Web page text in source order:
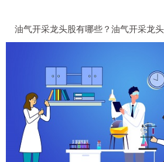
油气开采龙头股有哪些？油气开采龙头